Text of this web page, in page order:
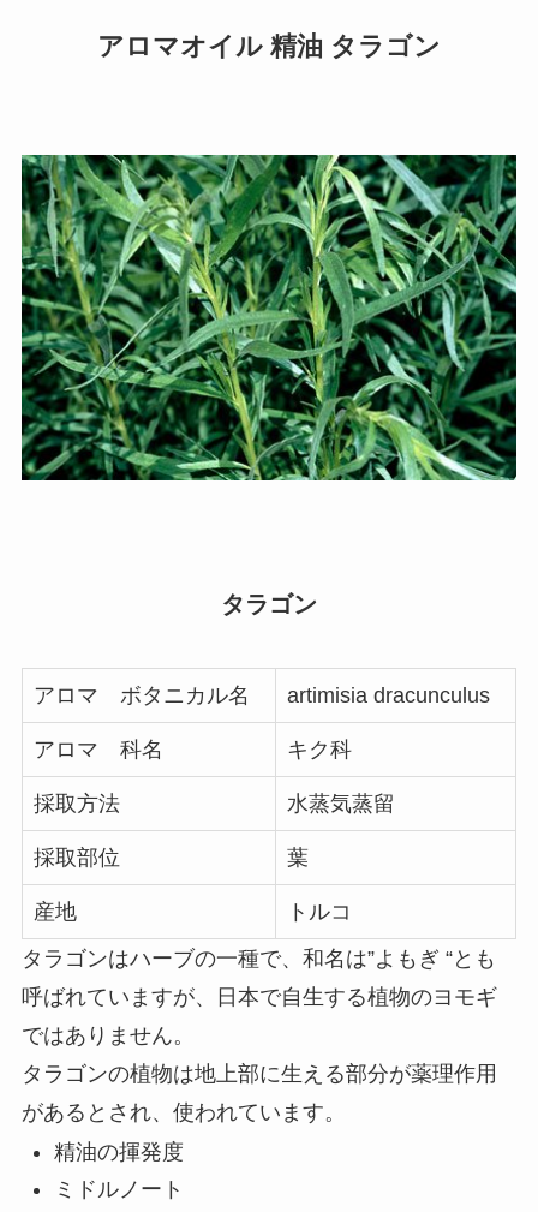
アロマオイル 精油 タラゴン
タラゴン
アロマ ボタニカル名 artimisia dracunculus
アロマ 科名 キク科
採取方法 水蒸気蒸留
採取部位 葉
産地
トルコ
タラゴンはハーブの一種で、和名は”よもぎ “とも
呼ばれていますが、日本で自生する植物のヨモギ
ではありません。
タラゴンの植物は地上部に生える部分が薬理作用
があるとされ、使われています。
精油の揮発度
ミドルノート